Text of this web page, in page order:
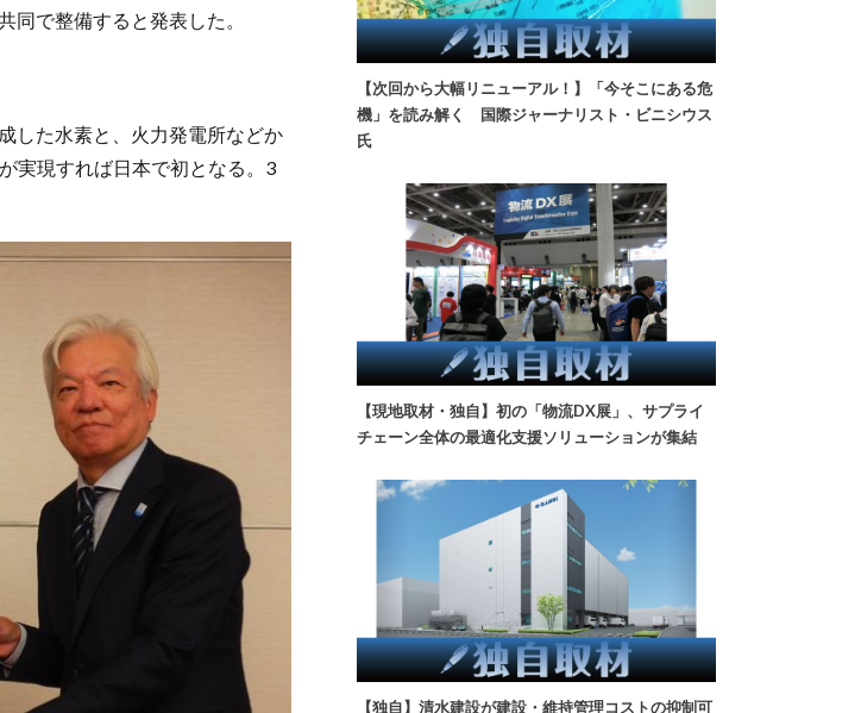
で整備すると発表した。
した水素と、火力発電所などか
実現すれば日本で初となる。3
【次回から大幅リニューアル！】「今そこにある危
機」を読み解く 国際ジャーナリスト・ビニシウス
氏
【現地取材・独自】初の「物流DX展」、サプライ
チェーン全体の最適化支援ソリューションが集結
【独自】清水建設が建設・維持管理コストの抑制可